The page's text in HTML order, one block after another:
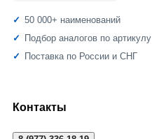
50 000+ наименований
Подбор аналогов по артикулу
Поставка по России и СНГ
Контакты